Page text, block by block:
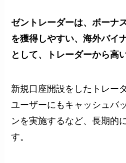
ゼントレーダーは、ボーナ
を獲得しやすい、海外バイ
として、トレーダーから高
新規口座開設をしたトレー
ユーザーにもキャッシュバ
ンを実施するなど、長期的
す。